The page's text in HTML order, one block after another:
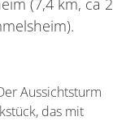
(7,4 km, ca 2
Aussichtsturm
das mit